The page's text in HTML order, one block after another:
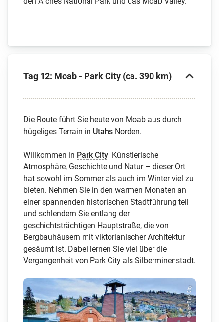
Tag 12: Moab - Park City (ca. 390 km)
Die Route führt Sie heute von Moab aus durch
hügeliges Terrain in Utahs Norden.
Willkommen in Park City! Künstlerische
Atmosphäre, Geschichte und Natur – dieser Ort
hat sowohl im Sommer als auch im Winter viel zu
bieten. Nehmen Sie in den warmen Monaten an
einer spannenden historischen Stadtführung teil
und schlendern Sie entlang der
geschichtsträchtigen Hauptstraße, die von
Bergbauhäusern mit viktorianischer Architektur
gesäumt ist. Dabei lernen Sie viel über die
Vergangenheit von Park City als Silberminenstadt.
© Visit Park City